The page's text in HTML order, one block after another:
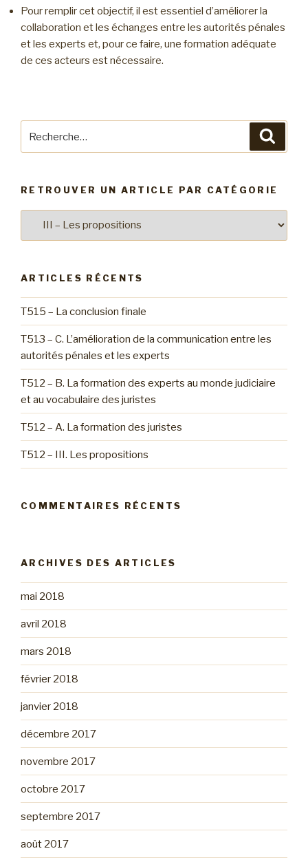
Pour remplir cet objectif, il est essentiel d’améliorer la
collaboration et les échanges entre les autorités pénales
et les experts et, pour ce faire, une formation adéquate
de ces acteurs est nécessaire.
RETROUVER UN ARTICLE PAR CATÉGORIE
Retrouver
catégorie
ARTICLES RÉCENTS
T515 – La conclusion finale
T513 – C. L’amélioration de la communication entre les
autorités pénales et les experts
T512 – B. La formation des experts au monde judiciaire
et au vocabulaire des juristes
T512 – A. La formation des juristes
T512 – III. Les propositions
COMMENTAIRES RÉCENTS
ARCHIVES DES ARTICLES
mai 2018
avril 2018
mars 2018
février 2018
janvier 2018
décembre 2017
novembre 2017
octobre 2017
septembre 2017
août 2017